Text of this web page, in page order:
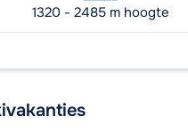
1320 - 2485 m hoogte